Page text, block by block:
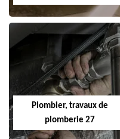
Plombier, travaux de
plomberie 27